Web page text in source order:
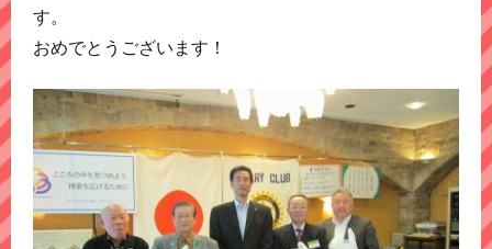
す。
おめでとうございます！